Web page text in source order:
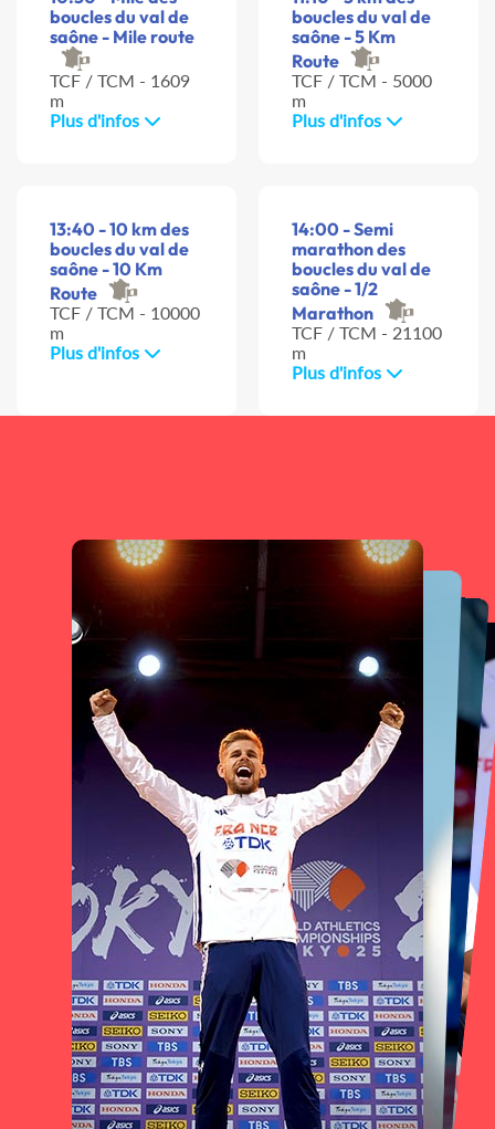
boucles du val de
saône - Mile route
TCF / TCM - 1609
m
Plus d'infos
boucles du val de
saône - 5 Km
Route
TCF / TCM - 5000
m
Plus d'infos
13:40 - 10 km des
boucles du val de
saône - 10 Km
Route
TCF / TCM - 10000
m
Plus d'infos
14:00 - Semi
marathon des
boucles du val de
saône - 1/2
Marathon
TCF / TCM - 21100
m
Plus d'infos